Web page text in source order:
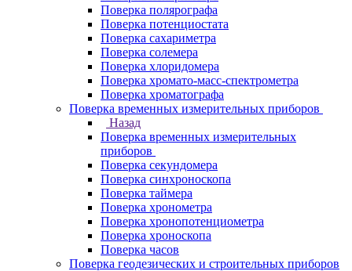
Поверка полярографа
Поверка потенциостата
Поверка сахариметра
Поверка солемера
Поверка хлоридомера
Поверка хромато-масс-спектрометра
Поверка хроматографа
Поверка временных измерительных приборов
Назад
Поверка временных измерительных
приборов
Поверка секундомера
Поверка синхроноскопа
Поверка таймера
Поверка хронометра
Поверка хронопотенциометра
Поверка хроноскопа
Поверка часов
Поверка геодезических и строительных приборов